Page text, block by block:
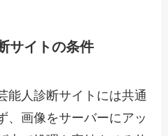
サイトの条件
能人診断サイトには共通
、画像をサーバーにアッ